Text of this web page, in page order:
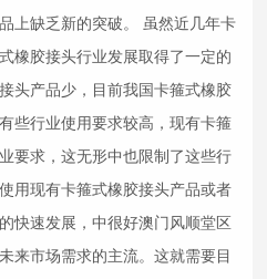
上缺乏新的突破。 虽然近几年卡
橡胶接头行业发展取得了一定的
头产品少，目前我国卡箍式橡胶
些行业使用要求较高，现有卡箍
要求，这无形中也限制了这些行
用现有卡箍式橡胶接头产品或者
快速发展，中很好澳门风顺堂区
来市场需求的主流。这就需要目